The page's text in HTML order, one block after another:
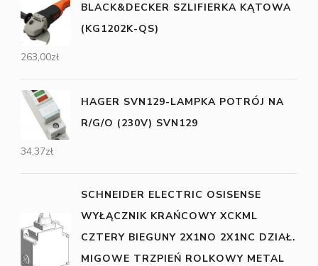
BLACK&DECKER SZLIFIERKA KĄTOWA
(KG1202K-QS)
263,00zł
HAGER SVN129-LAMPKA POTRÓJ NA
R/G/O (230V) SVN129
34,37zł
SCHNEIDER ELECTRIC OSISENSE
WYŁĄCZNIK KRAŃCOWY XCKML
CZTERY BIEGUNY 2X1NO 2X1NC DZIAŁ.
MIGOWE TRZPIEŃ ROLKOWY METAL